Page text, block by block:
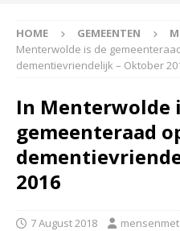
HOME GEMEENTEN
Menterwolde is de
dementievriendelijk – Oktober
In Menterwolde
gemeenteraad
2016
7 August 2018